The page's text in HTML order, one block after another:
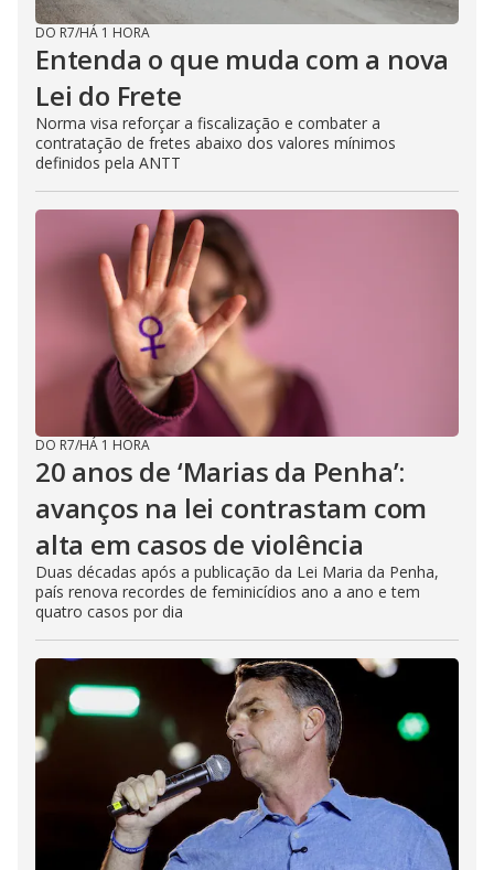
DO R7/HÁ 1 HORA
Entenda o que muda com a nova
Lei do Frete
Norma visa reforçar a fiscalização e combater a
contratação de fretes abaixo dos valores mínimos
definidos pela ANTT
DO R7/HÁ 1 HORA
20 anos de ‘Marias da Penha’:
avanços na lei contrastam com
alta em casos de violência
Duas décadas após a publicação da Lei Maria da Penha,
país renova recordes de feminicídios ano a ano e tem
quatro casos por dia